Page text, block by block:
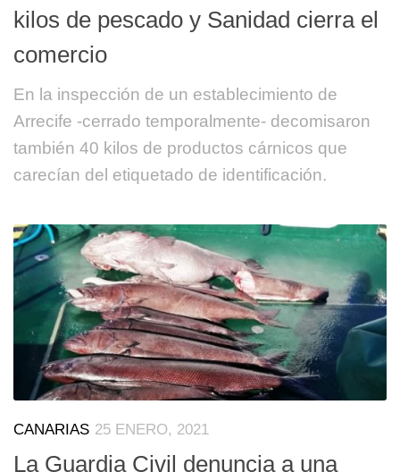
kilos de pescado y Sanidad cierra el
comercio
En la inspección de un establecimiento de
Arrecife -cerrado temporalmente- decomisaron
también 40 kilos de productos cárnicos que
carecían del etiquetado de identificación.
CANARIAS 25 ENERO, 2021
La Guardia Civil denuncia a una